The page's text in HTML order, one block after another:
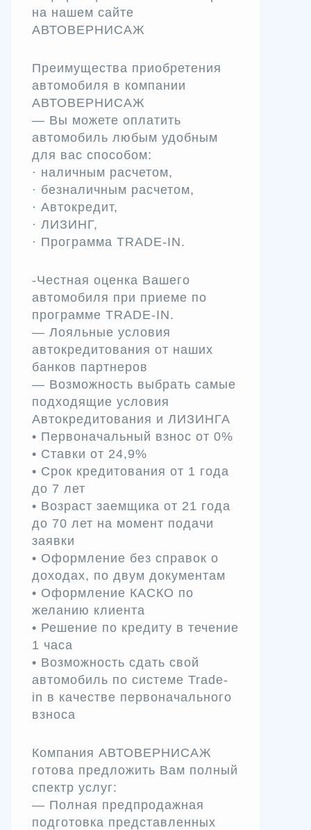
на нашем сайте
АВТОВЕРНИСАЖ
Преимущества приобретения
автомобиля в компании
АВТОВЕРНИСАЖ
— Вы можете оплатить
автомобиль любым удобным
для вас способом:
· наличным расчетом,
· безналичным расчетом,
· Автокредит,
· ЛИЗИНГ,
· Программа TRADЕ-IN.
-Честная оценка Вашего
автомобиля при приеме по
программе TRADE-IN.
— Лояльные условия
автокредитования от наших
банков партнеров
— Возможность выбрать самые
подходящие условия
Автокредитования и ЛИЗИНГА
• Первоначальный взнос от 0%
• Ставки от 24,9%
• Срок кредитования от 1 года
до 7 лет
• Возраст заемщика от 21 года
до 70 лет на момент подачи
заявки
• Оформление без справок о
доходах, по двум документам
• Оформление КАСКО по
желанию клиента
• Решение по кредиту в течение
1 часа
• Возможность сдать свой
автомобиль по системе Trade-
in в качестве первоначального
взноса
Компания АВТОВЕРНИСАЖ
готова предложить Вам полный
спектр услуг:
— Полная предпродажная
подготовка представленных